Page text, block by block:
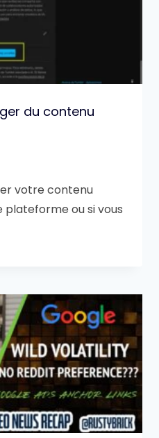
du contenu
votre contenu
plateforme ou si vous